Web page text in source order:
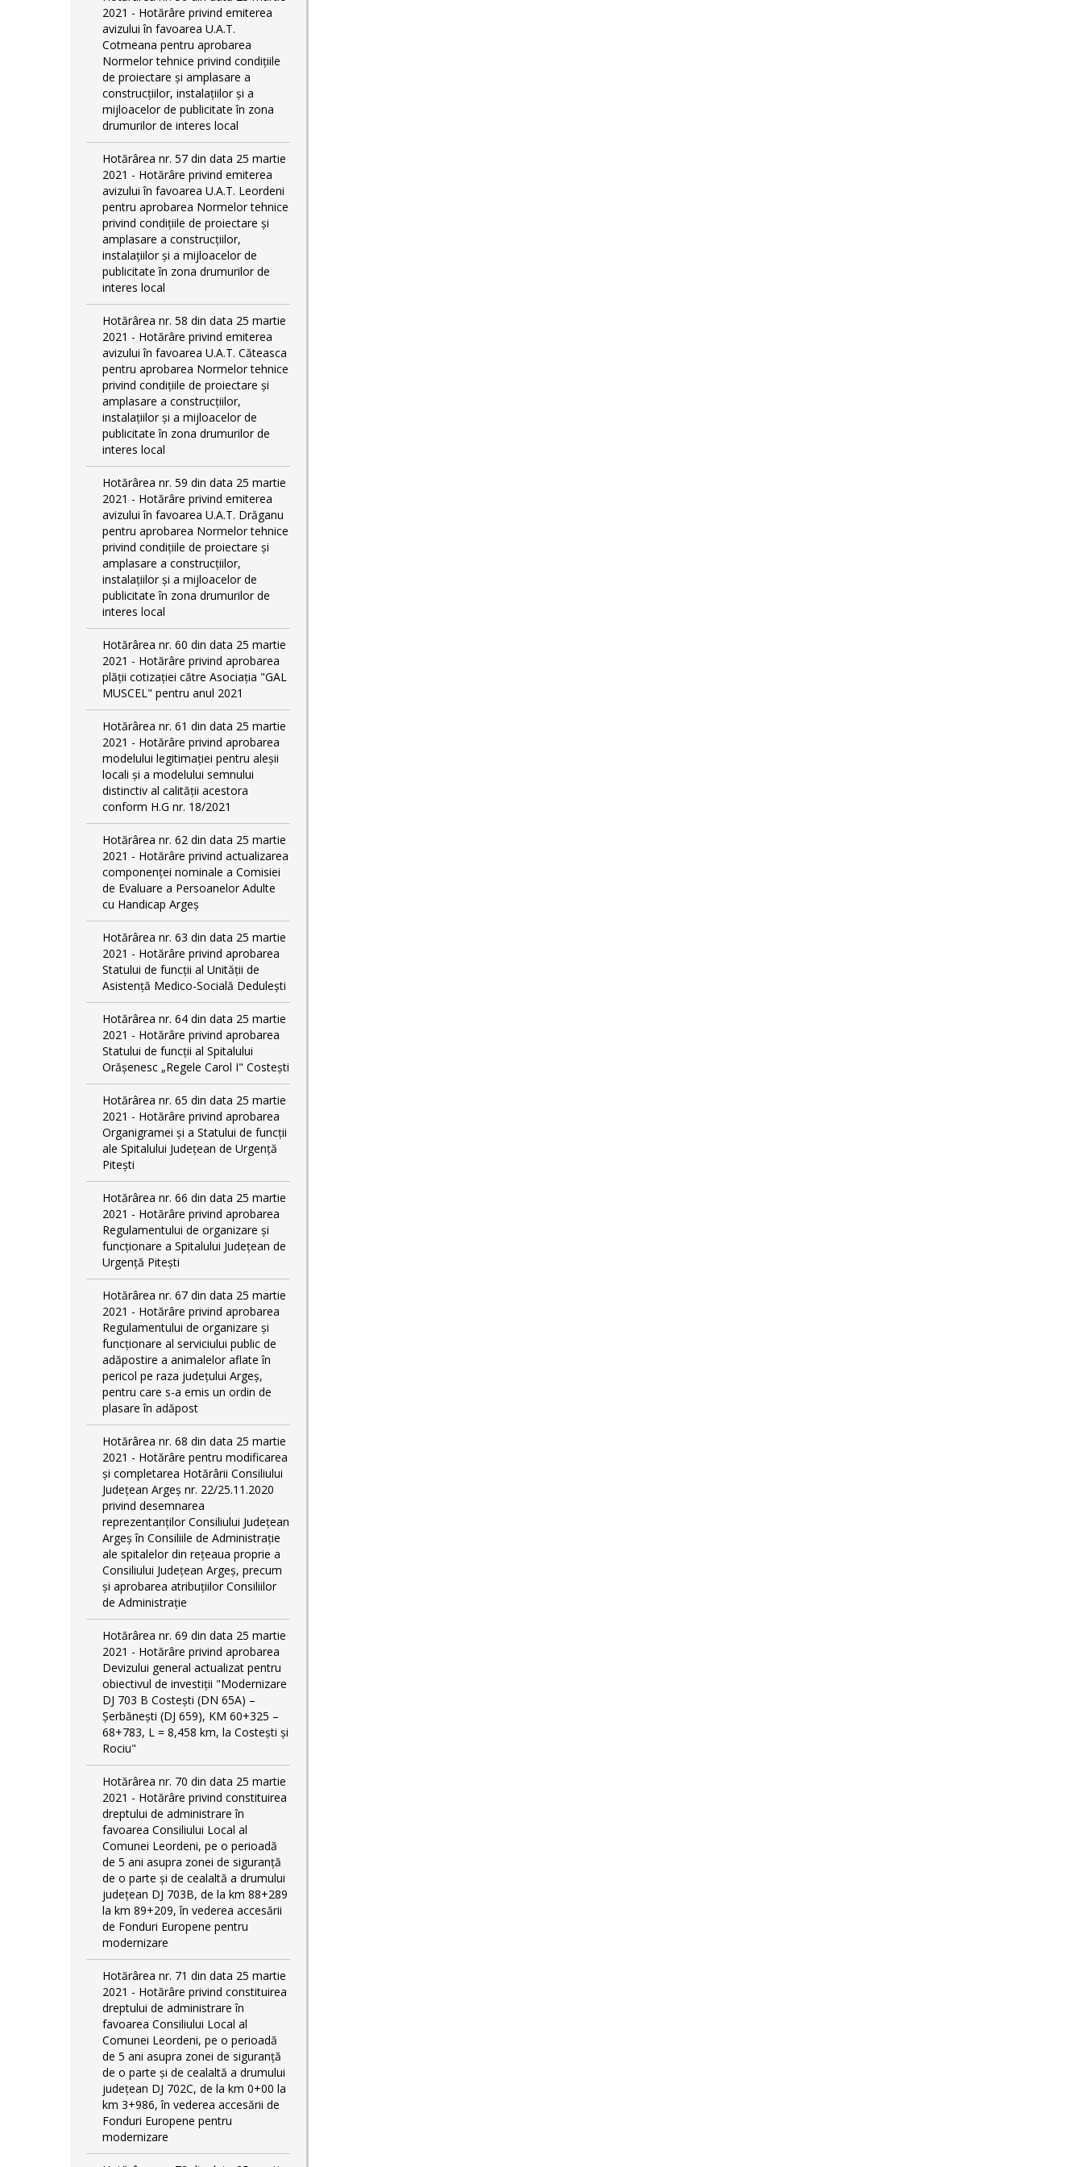
2021 - Hotărâre privind emiterea
avizului în favoarea U.A.T.
Cotmeana pentru aprobarea
Normelor tehnice privind condiţiile
de proiectare şi amplasare a
construcţiilor, instalaţiilor şi a
mijloacelor de publicitate în zona
drumurilor de interes local
Hotărârea nr. 57 din data 25 martie
2021 - Hotărâre privind emiterea
avizului în favoarea U.A.T. Leordeni
pentru aprobarea Normelor tehnice
privind condiţiile de proiectare şi
amplasare a construcţiilor,
instalaţiilor şi a mijloacelor de
publicitate în zona drumurilor de
interes local
Hotărârea nr. 58 din data 25 martie
2021 - Hotărâre privind emiterea
avizului în favoarea U.A.T. Căteasca
pentru aprobarea Normelor tehnice
privind condiţiile de proiectare şi
amplasare a construcţiilor,
instalaţiilor şi a mijloacelor de
publicitate în zona drumurilor de
interes local
Hotărârea nr. 59 din data 25 martie
2021 - Hotărâre privind emiterea
avizului în favoarea U.A.T. Drăganu
pentru aprobarea Normelor tehnice
privind condiţiile de proiectare şi
amplasare a construcţiilor,
instalaţiilor şi a mijloacelor de
publicitate în zona drumurilor de
interes local
Hotărârea nr. 60 din data 25 martie
2021 - Hotărâre privind aprobarea
plății cotizației către Asociația "GAL
MUSCEL" pentru anul 2021
Hotărârea nr. 61 din data 25 martie
2021 - Hotărâre privind aprobarea
modelului legitimaţiei pentru aleşii
locali şi a modelului semnului
distinctiv al calităţii acestora
conform H.G nr. 18/2021
Hotărârea nr. 62 din data 25 martie
2021 - Hotărâre privind actualizarea
componenței nominale a Comisiei
de Evaluare a Persoanelor Adulte
cu Handicap Argeș
Hotărârea nr. 63 din data 25 martie
2021 - Hotărâre privind aprobarea
Statului de funcții al Unității de
Asistență Medico-Socială Dedulești
Hotărârea nr. 64 din data 25 martie
2021 - Hotărâre privind aprobarea
Statului de funcţii al Spitalului
Orășenesc „Regele Carol I" Costești
Hotărârea nr. 65 din data 25 martie
2021 - Hotărâre privind aprobarea
Organigramei și a Statului de funcții
ale Spitalului Județean de Urgență
Pitești
Hotărârea nr. 66 din data 25 martie
2021 - Hotărâre privind aprobarea
Regulamentului de organizare și
funcționare a Spitalului Județean de
Urgență Pitești
Hotărârea nr. 67 din data 25 martie
2021 - Hotărâre privind aprobarea
Regulamentului de organizare și
funcționare al serviciului public de
adăpostire a animalelor aflate în
pericol pe raza județului Argeș,
pentru care s-a emis un ordin de
plasare în adăpost
Hotărârea nr. 68 din data 25 martie
2021 - Hotărâre pentru modificarea
și completarea Hotărârii Consiliului
Judeţean Argeş nr. 22/25.11.2020
privind desemnarea
reprezentanților Consiliului Județean
Argeș în Consiliile de Administrație
ale spitalelor din rețeaua proprie a
Consiliului Județean Argeș, precum
și aprobarea atribuțiilor Consiliilor
de Administrație
Hotărârea nr. 69 din data 25 martie
2021 - Hotărâre privind aprobarea
Devizului general actualizat pentru
obiectivul de investiţii "Modernizare
DJ 703 B Costeşti (DN 65A) –
Şerbăneşti (DJ 659), KM 60+325 –
68+783, L = 8,458 km, la Costeşti şi
Rociu"
Hotărârea nr. 70 din data 25 martie
2021 - Hotărâre privind constituirea
dreptului de administrare în
favoarea Consiliului Local al
Comunei Leordeni, pe o perioadă
de 5 ani asupra zonei de siguranță
de o parte și de cealaltă a drumului
județean DJ 703B, de la km 88+289
la km 89+209, în vederea accesării
de Fonduri Europene pentru
modernizare
Hotărârea nr. 71 din data 25 martie
2021 - Hotărâre privind constituirea
dreptului de administrare în
favoarea Consiliului Local al
Comunei Leordeni, pe o perioadă
de 5 ani asupra zonei de siguranță
de o parte și de cealaltă a drumului
județean DJ 702C, de la km 0+00 la
km 3+986, în vederea accesării de
Fonduri Europene pentru
modernizare